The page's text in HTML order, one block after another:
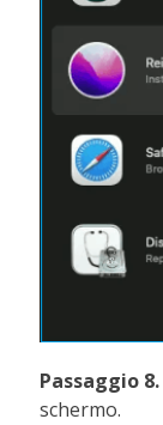
Passaggio 8.
schermo.